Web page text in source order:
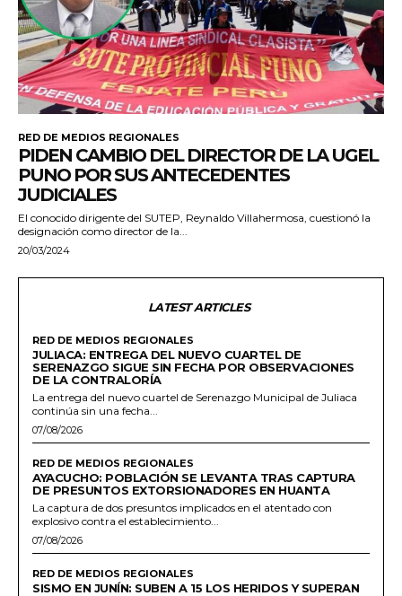
RED DE MEDIOS REGIONALES
PIDEN CAMBIO DEL DIRECTOR DE LA UGEL
PUNO POR SUS ANTECEDENTES
JUDICIALES
El conocido dirigente del SUTEP, Reynaldo Villahermosa, cuestionó la
designación como director de la...
20/03/2024
LATEST ARTICLES
RED DE MEDIOS REGIONALES
JULIACA: ENTREGA DEL NUEVO CUARTEL DE
SERENAZGO SIGUE SIN FECHA POR OBSERVACIONES
DE LA CONTRALORÍA
La entrega del nuevo cuartel de Serenazgo Municipal de Juliaca
continúa sin una fecha...
07/08/2026
RED DE MEDIOS REGIONALES
AYACUCHO: POBLACIÓN SE LEVANTA TRAS CAPTURA
DE PRESUNTOS EXTORSIONADORES EN HUANTA
La captura de dos presuntos implicados en el atentado con
explosivo contra el establecimiento...
07/08/2026
RED DE MEDIOS REGIONALES
SISMO EN JUNÍN: SUBEN A 15 LOS HERIDOS Y SUPERAN